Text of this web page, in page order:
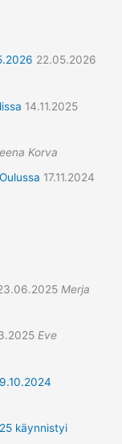
22.05.2026
14.11.2025
Korva
17.11.2024
Merja
Eve
käynnistyi